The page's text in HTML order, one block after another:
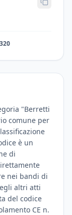
"Berretti
comune per
è un
di
nei bandi di
altri atti
del codice
CE n.